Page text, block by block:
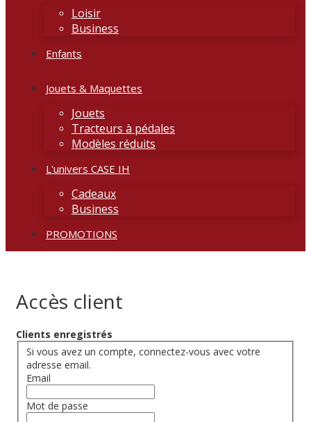
Loisir
Business
Enfants
Jouets & Maquettes
Jouets
Tracteurs à pédales
Modèles réduits
L'univers CASE IH
Cadeaux
Business
PROMOTIONS
Accès client
Clients enregistrés
Si vous avez un compte, connectez-vous avec votre
adresse email.
Email
Mot de passe